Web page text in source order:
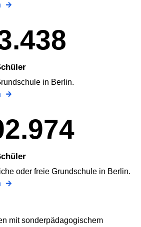
in Berlin.
oder freie Grundschule in Berlin.
mit sonderpädagogischem